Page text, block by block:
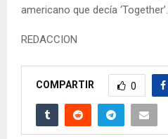
americano que decía ‘Together’.
REDACCION
COMPARTIR 0